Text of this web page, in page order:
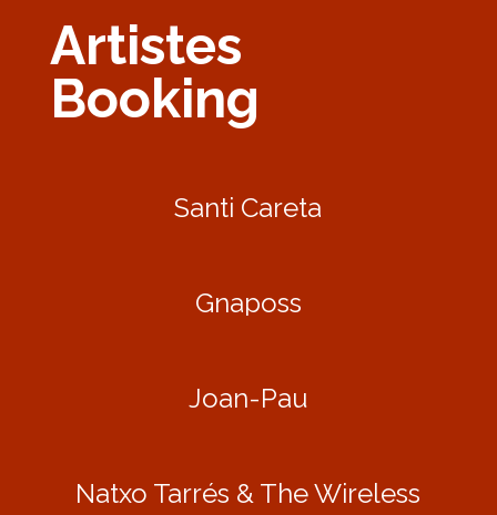
Artistes
Booking
Santi Careta
Gnaposs
Joan-Pau
Natxo Tarrés & The Wireless